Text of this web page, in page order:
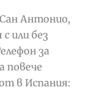
Антонио,
или без
за
повече
в Испания: